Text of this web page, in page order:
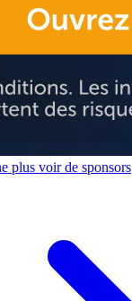
plus voir de sponsors